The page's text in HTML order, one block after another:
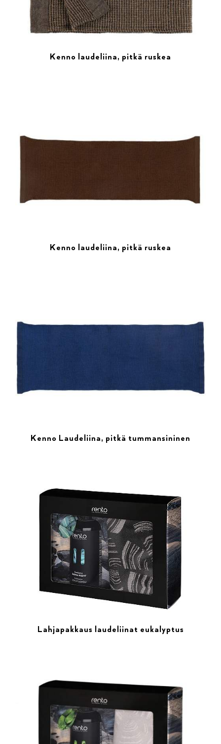
Kenno laudeliina, pitkä ruskea
Kenno laudeliina, pitkä ruskea
Kenno Laudeliina, pitkä tummansininen
Lahjapakkaus laudeliinat eukalyptus